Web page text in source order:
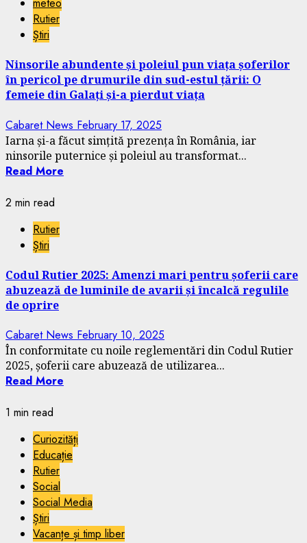
Rutier
Știri
Ninsorile abundente și poleiul pun viața șoferilor
în pericol pe drumurile din sud-estul țării: O
femeie din Galați și-a pierdut viața
Cabaret News February 17, 2025
Iarna și-a făcut simțită prezența în România, iar
ninsorile puternice și poleiul au transformat...
Read More
2 min read
Rutier
Știri
Codul Rutier 2025: Amenzi mari pentru șoferii care
abuzează de luminile de avarii și încalcă regulile
de oprire
Cabaret News February 10, 2025
În conformitate cu noile reglementări din Codul Rutier
2025, șoferii care abuzează de utilizarea...
Read More
1 min read
Curiozități
Educație
Rutier
Social
Social Media
Știri
Vacanțe și timp liber